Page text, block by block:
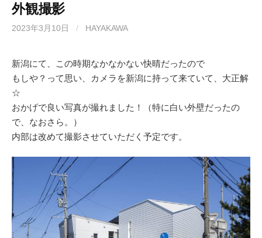
外観撮影
2023年3月10日 / HAYAKAWA
新潟にて、この時期なかなかない快晴だったので
もしや？って思い、カメラを新潟に持って来ていて、大正解
☆
おかげで良い写真が撮れました！（特に白い外壁だったの
で、なおさら。）
内部は改めて撮影させていただく予定です。